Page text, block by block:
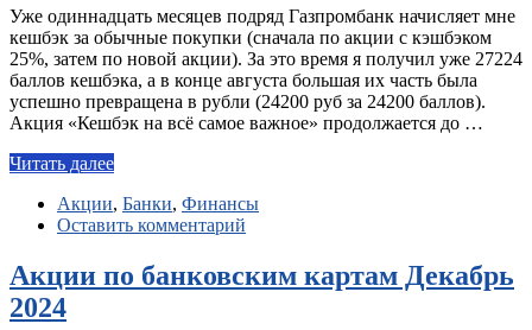
Уже одиннадцать месяцев подряд Газпромбанк начисляет мне
кешбэк за обычные покупки (сначала по акции с кэшбэком
25%, затем по новой акции). За это время я получил уже 27224
баллов кешбэка, а в конце августа большая их часть была
успешно превращена в рубли (24200 руб за 24200 баллов).
Акция «Кешбэк на всё самое важное» продолжается до …
Читать далее
Акции, Банки, Финансы
Оставить комментарий
Акции по банковским картам Декабрь
2024